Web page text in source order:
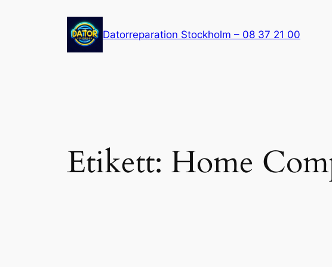
Datorreparation Stockholm – 08 37 21 00
Etikett: Home